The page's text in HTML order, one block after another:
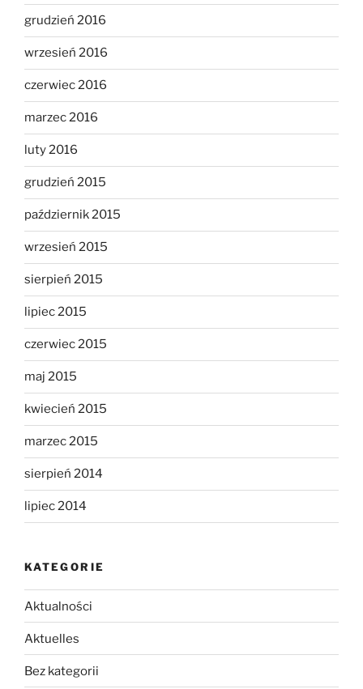
grudzień 2016
wrzesień 2016
czerwiec 2016
marzec 2016
luty 2016
grudzień 2015
październik 2015
wrzesień 2015
sierpień 2015
lipiec 2015
czerwiec 2015
maj 2015
kwiecień 2015
marzec 2015
sierpień 2014
lipiec 2014
KATEGORIE
Aktualności
Aktuelles
Bez kategorii